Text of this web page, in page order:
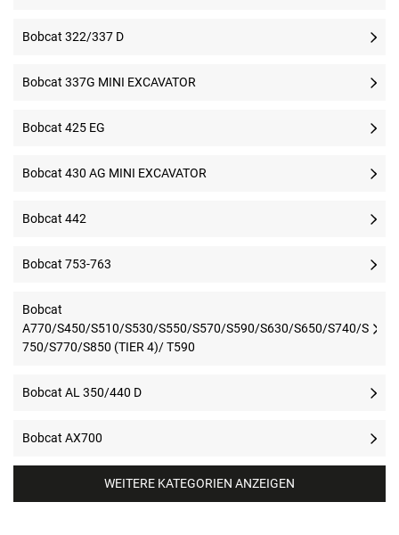
Bobcat 322/337 D
Bobcat 337G MINI EXCAVATOR
Bobcat 425 EG
Bobcat 430 AG MINI EXCAVATOR
Bobcat 442
Bobcat 753-763
Bobcat
A770/S450/S510/S530/S550/S570/S590/S630/S650/S740/S
750/S770/S850 (TIER 4)/ T590
Bobcat AL 350/440 D
Bobcat AX700
WEITERE KATEGORIEN ANZEIGEN